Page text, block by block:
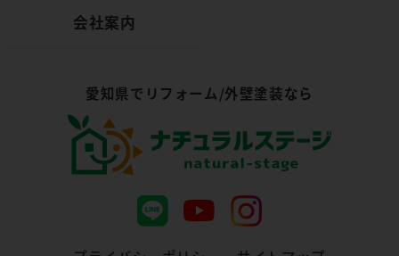
会社案内
愛知県でリフォーム/外壁塗装なら